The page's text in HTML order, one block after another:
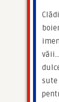
sute